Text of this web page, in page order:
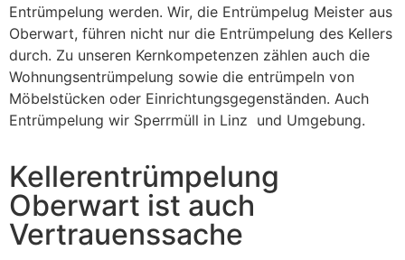
Entrümpelung werden. Wir, die Entrümpelug Meister aus
Oberwart, führen nicht nur die Entrümpelung des Kellers
durch. Zu unseren Kernkompetenzen zählen auch die
Wohnungsentrümpelung sowie die entrümpeln von
Möbelstücken oder Einrichtungsgegenständen. Auch
Entrümpelung wir Sperrmüll in Linz und Umgebung.
Kellerentrümpelung
Oberwart ist auch
Vertrauenssache